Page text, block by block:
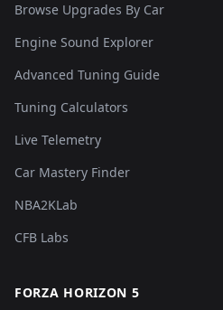
Browse Upgrades By Car
Engine Sound Explorer
Advanced Tuning Guide
Tuning Calculators
Live Telemetry
Car Mastery Finder
NBA2KLab
CFB Labs
FORZA HORIZON 5